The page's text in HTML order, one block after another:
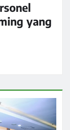
yang